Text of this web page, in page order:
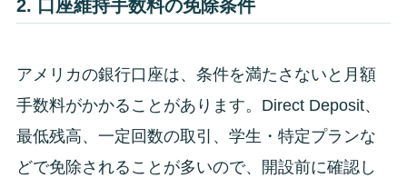
2. 口座維持手数料の免除条件
アメリカの銀行口座は、条件を満たさないと月額
手数料がかかることがあります。Direct Deposit、
最低残高、一定回数の取引、学生・特定プランな
どで免除されることが多いので、開設前に確認し